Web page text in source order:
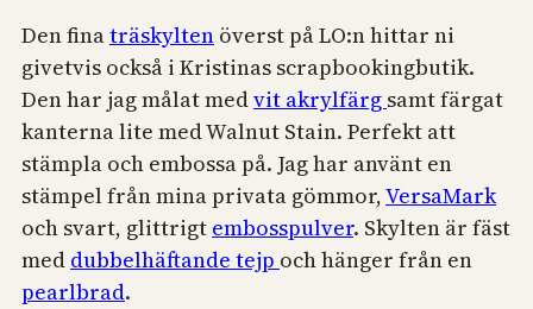
Den finaträskylten överst på LO:n hittar ni
givetvis också i Kristinas scrapbookingbutik.
Den har jag målat medvit akrylfärg samt färgat
kanterna lite med Walnut Stain. Perfekt att
stämpla och embossa på. Jag har använt en
stämpel från mina privata gömmor,VersaMark
och svart, glittrigt embosspulver. Skylten är fäst
med dubbelhäftande tejp och hänger från en
pearlbrad.